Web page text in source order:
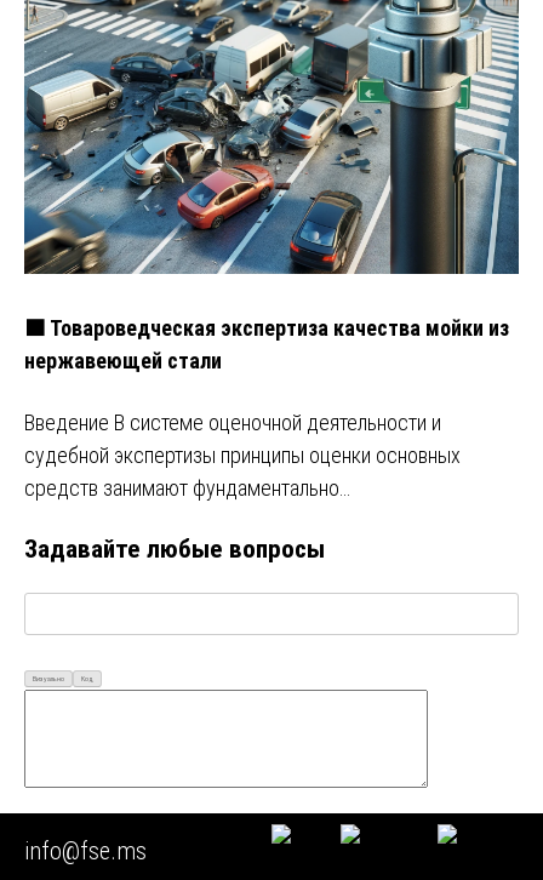
🟧 Товароведческая экспертиза качества мойки из
нержавеющей стали
Введение В системе оценочной деятельности и
судебной экспертизы принципы оценки основных
средств занимают фундаментально…
Задавайте любые вопросы
Визуально Код
Ваш Email*
info@fse.ms